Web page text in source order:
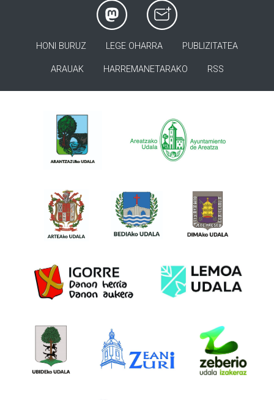
HONI BURUZ LEGE OHARRA PUBLIZITATEA
ARAUAK HARREMANETARAKO RSS